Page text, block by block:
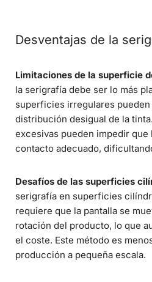
Desventajas de la
Limitaciones de la superficie
la serigrafía debe ser lo más
superficies irregulares
distribución desigual de la
excesivas pueden impedir que
contacto adecuado,
Desafíos de las superficies
serigrafía en superficies
requiere que la pantalla se
rotación del producto, lo que
el coste. Este método es
producción a pequeña escala.